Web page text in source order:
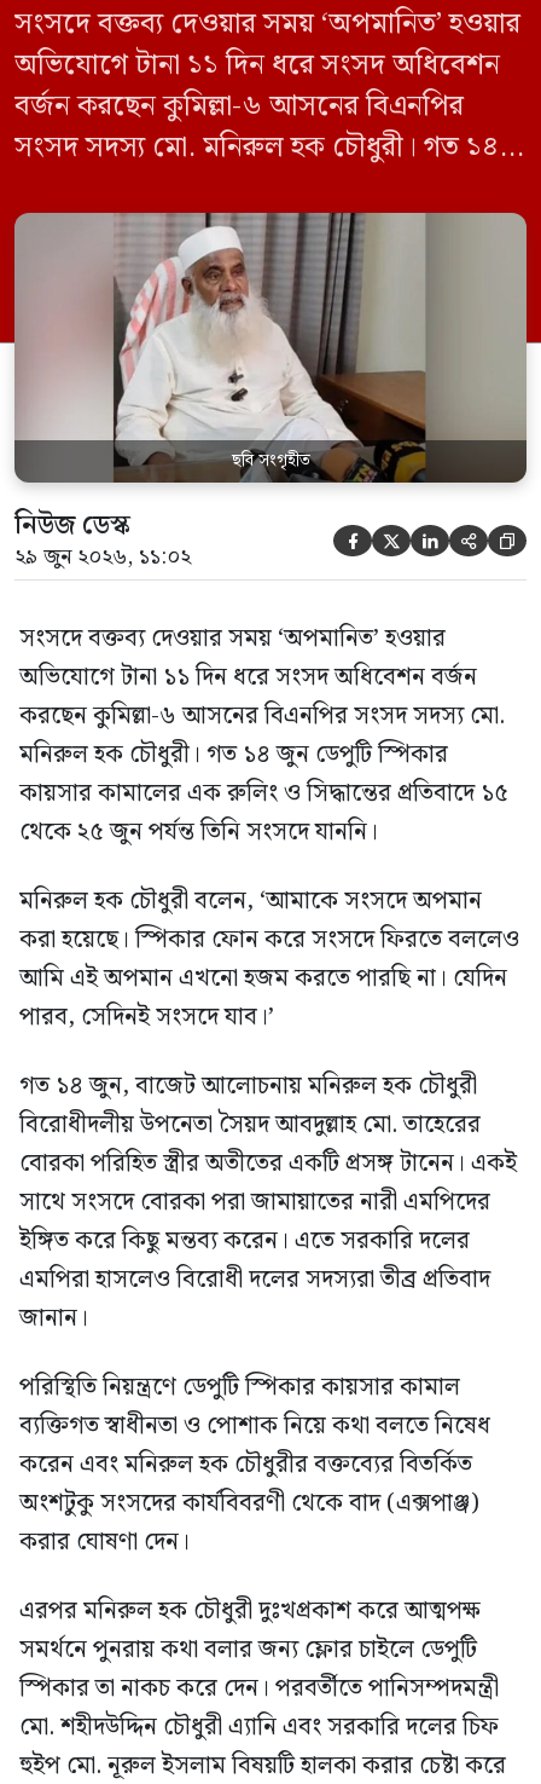
সংসদে বক্তব্য দেওয়ার সময় ‘অপমানিত’ হওয়ার
অভিযোগে টানা ১১ দিন ধরে সংসদ অধিবেশন
বর্জন করছেন কুমিল্লা-৬ আসনের বিএনপির
সংসদ সদস্য মো. মনিরুল হক চৌধুরী। গত ১৪
রুলিং ও সিদ্ধান্তের প্রতিবাদে ১৫ থেকে ২৫ জুন
পর্যন্ত তিনি সংসদে যাননি। মনিরুল হক চৌধুরী
বলেন, ‘আমাকে সংসদে অপমান করা হয়েছে।
স্পিকার ফোন […]
ছবি সংগৃহীত
নিউজ ডেস্ক
২৯ জুন ২০২৬, ১১:০২     
সংসদে বক্তব্য দেওয়ার সময় ‘অপমানিত’ হওয়ার
অভিযোগে টানা ১১ দিন ধরে সংসদ অধিবেশন বর্জন
করছেন কুমিল্লা-৬ আসনের বিএনপির সংসদ সদস্য মো.
মনিরুল হক চৌধুরী। গত ১৪ জুন ডেপুটি স্পিকার
কায়সার কামালের এক রুলিং ও সিদ্ধান্তের প্রতিবাদে ১৫
থেকে ২৫ জুন পর্যন্ত তিনি সংসদে যাননি।
মনিরুল হক চৌধুরী বলেন, ‘আমাকে সংসদে অপমান
করা হয়েছে। স্পিকার ফোন করে সংসদে ফিরতে বললেও
আমি এই অপমান এখনো হজম করতে পারছি না। যেদিন
পারব, সেদিনই সংসদে যাব।’
গত ১৪ জুন, বাজেট আলোচনায় মনিরুল হক চৌধুরী
বিরোধীদলীয় উপনেতা সৈয়দ আবদুল্লাহ মো. তাহেরের
বোরকা পরিহিত স্ত্রীর অতীতের একটি প্রসঙ্গ টানেন। একই
সাথে সংসদে বোরকা পরা জামায়াতের নারী এমপিদের
ইঙ্গিত করে কিছু মন্তব্য করেন। এতে সরকারি দলের
এমপিরা হাসলেও বিরোধী দলের সদস্যরা তীব্র প্রতিবাদ
জানান।
পরিস্থিতি নিয়ন্ত্রণে ডেপুটি স্পিকার কায়সার কামাল
ব্যক্তিগত স্বাধীনতা ও পোশাক নিয়ে কথা বলতে নিষেধ
করেন এবং মনিরুল হক চৌধুরীর বক্তব্যের বিতর্কিত
অংশটুকু সংসদের কার্যবিবরণী থেকে বাদ (এক্সপাঞ্জ)
করার ঘোষণা দেন।
এরপর মনিরুল হক চৌধুরী দুঃখপ্রকাশ করে আত্মপক্ষ
সমর্থনে পুনরায় কথা বলার জন্য ফ্লোর চাইলে ডেপুটি
স্পিকার তা নাকচ করে দেন। পরবর্তীতে পানিসম্পদমন্ত্রী
মো. শহীদউদ্দিন চৌধুরী এ্যানি এবং সরকারি দলের চিফ
হুইপ মো. নূরুল ইসলাম বিষয়টি হালকা করার চেষ্টা করে